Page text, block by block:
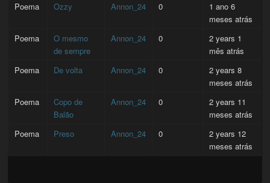
Poema
Ozzy Annon_24 0
1 ano 6
meses atrás
Poema
O mesmo
de sempre
Annon_24 0
2 years 1
mês atrás
Poema
De volta Annon_24 0
2 years 8
meses atrás
Poema
Copo de
Balão
Annon_24 0
2 years 11
meses atrás
Poema
Preso Annon_24 0
2 years 12
meses atrás